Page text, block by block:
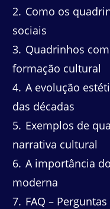
2 Como os
sociais
3 Quadrinhos
formação cultural
4 A evolução
das décadas
5 Exemplos de
narrativa cultural
6 A importância
moderna
7 FAQ –